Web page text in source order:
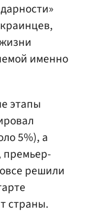
именно
этапы
5%), а
решили
страны.